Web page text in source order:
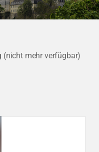
(nicht mehr verfügbar)